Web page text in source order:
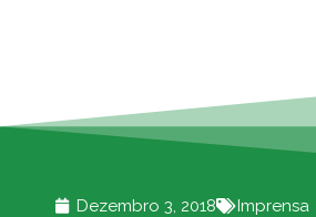
Dezembro 3, 2018 Imprensa